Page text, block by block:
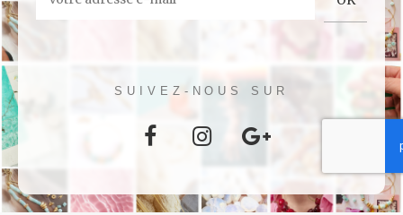
SUIVEZ-NOUS SUR